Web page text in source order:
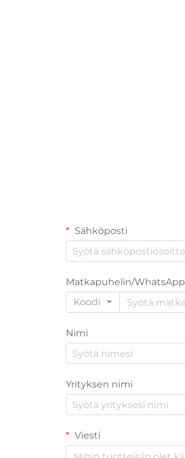
Sähköposti
Matkapuhelin/WhatsApp
Koodi
Nimi
Yrityksen nimi
Viesti